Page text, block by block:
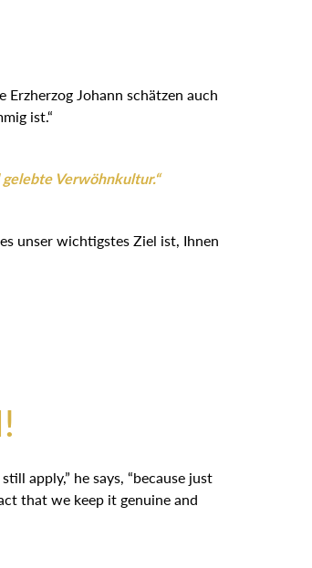
Erzherzog Johann schätzen auch
ist.“
Verwöhnkultur.“
unser wichtigstes Ziel ist, Ihnen
apply,” he says, “because just
that we keep it genuine and